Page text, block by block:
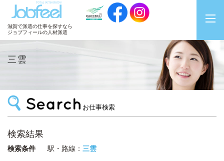
JobFeel
滋賀で派遣の仕事を探すなら
ジョブフィールの人材派遣
三雲
お仕事検索
検索結果
検索条件 駅・路線： 三雲